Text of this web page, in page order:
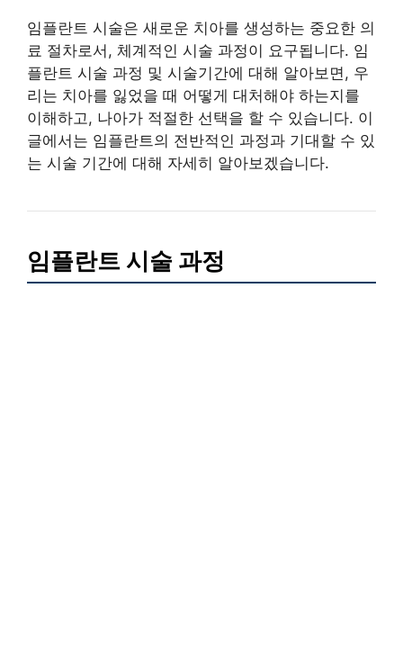
임플란트 시술은 새로운 치아를 생성하는 중요한 의
료 절차로서, 체계적인 시술 과정이 요구됩니다. 임
플란트 시술 과정 및 시술기간에 대해 알아보면, 우
리는 치아를 잃었을 때 어떻게 대처해야 하는지를
이해하고, 나아가 적절한 선택을 할 수 있습니다. 이
글에서는 임플란트의 전반적인 과정과 기대할 수 있
는 시술 기간에 대해 자세히 알아보겠습니다.
임플란트 시술 과정